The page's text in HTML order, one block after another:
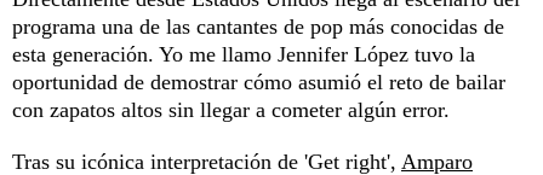
programa una de las cantantes de pop más conocidas de
esta generación. Yo me llamo Jennifer López tuvo la
oportunidad de demostrar cómo asumió el reto de bailar
con zapatos altos sin llegar a cometer algún error.
Tras su icónica interpretación de 'Get right', Amparo